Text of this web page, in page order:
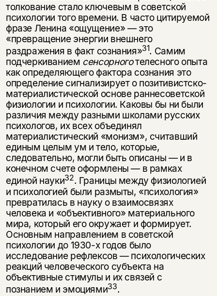
толкование стало ключевым в советской
психологии того времени. В часто цитируемой
фразе Ленина «ощущение» — это
«превращение энергии внешнего
раздражения в факт сознания»31. Самим
подчеркиванием сенсорноготелесного опыта
как опреде­ляющего фактора сознания это
определение сигнализирует о позитивистско-
материалистической основе раннесоветской
физиологии и психологии. Каковы бы ни были
различия между разными школами русских
психологов, их всех объединял
материалистический «монизм», считавший
единым целым ум и тело, которые,
следовательно, могли быть описаны — и в
конечном счете оформлены — в рамках
единой науки32. Границы между физиологией
и пси­хологией были размыты, «психология»
превратилась в науку о взаимосвязях
человека и «объективного» материального
мира, который его окружает и формирует.
Основным направлением в советской
психологии до 1930-х годов было
исследование рефлексов — психологических
реакций человеческого субъекта на
объективные стимулы и их связей с
познанием и эмоциями33.